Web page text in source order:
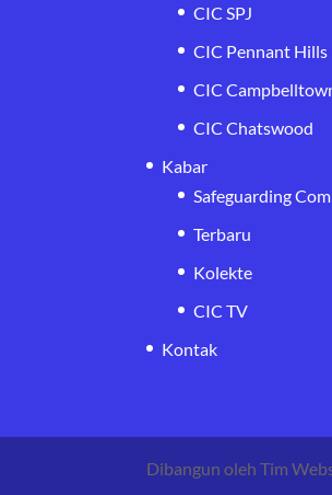
CIC SPJ
CIC Pennant Hills
CIC
CIC Chatswood
Kabar
Safeguarding
Terbaru
Kolekte
CIC TV
Kontak
Dibangun oleh Tim